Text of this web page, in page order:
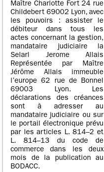
Maître Charlotte Fort 24 rue
Childebert 69002 Lyon, avec
les pouvoirs : assister le
débiteur dans tous les
actes concernant la gestion,
mandataire judiciaire la
Selarl Jerome Allais
Représentée par Maître
Jérôme Allais immeuble
l’europe 62 rue de Bonnel
69003 Lyon. Les
déclarations des créances
sont à adresser au
mandataire judiciaire ou sur
le portail électronique prévu
par les articles L. 814–2 et
L. 814–13 du code de
commerce dans les deux
mois de la publication au
BODACC.